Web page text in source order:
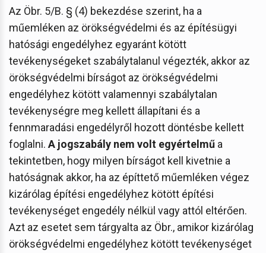
Az Öbr. 5/B. § (4) bekezdése szerint, ha a
műemléken az örökségvédelmi és az építésügyi
hatósági engedélyhez egyaránt kötött
tevékenységeket szabálytalanul végezték, akkor az
örökségvédelmi bírságot az örökségvédelmi
engedélyhez kötött valamennyi szabálytalan
tevékenységre meg kellett állapítani és a
fennmaradási engedélyről hozott döntésbe kellett
foglalni. A jogszabály nem volt egyértelmű a
tekintetben, hogy milyen bírságot kell kivetnie a
hatóságnak akkor, ha az építtető műemléken végez
kizárólag építési engedélyhez kötött építési
tevékenységet engedély nélkül vagy attól eltérően.
Azt az esetet sem tárgyalta az Öbr., amikor kizárólag
örökségvédelmi engedélyhez kötött tevékenységet